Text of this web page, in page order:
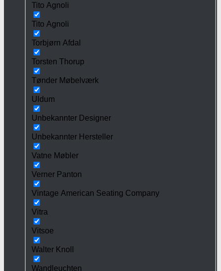
Tito Agnoli
Tito Agnoli
Torbjørn Afdal
Torsten Thorup
Tønder Møbelværk
Uldum
Unbekannter Designer
Unbekannter Hersteller
Vatne Møbler
Verner Panton
Vintage American Seating Company
Vitra
Vitsoe
Walter Knoll
Wandleuchten